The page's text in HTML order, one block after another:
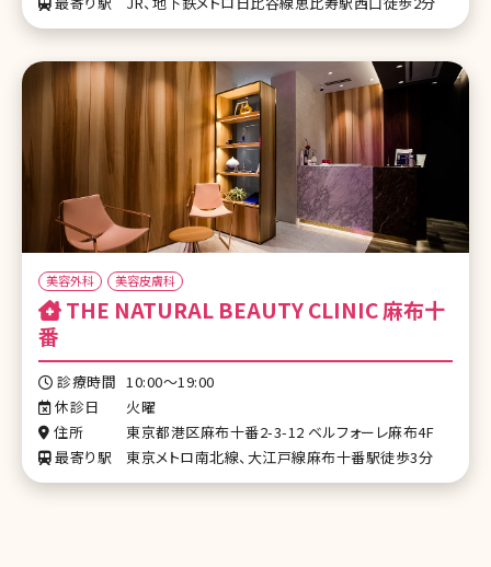
美容外科 美容皮膚科
番
診療時間 10:00～19:00
休診日
火曜
住所
東京都港区麻布十番2-3-12 ベルフォーレ麻布4F
最寄り駅
東京メトロ南北線、大江戸線麻布十番駅徒歩3分